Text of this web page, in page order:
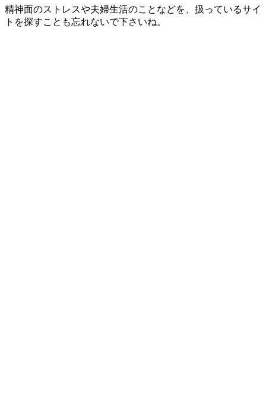
精神面のストレスや夫婦生活のことなどを、扱っているサイ
トを探すことも忘れないで下さいね。